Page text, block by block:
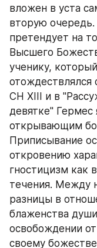
вложен в уста
вторую
претендует на
Высшего
ученику,
отождествлялся
СН XIII и в
девятке" Гермес
открывающим
Приписывание
откровению
гностицизм как
течения. Между
разницы в
блаженства
освобождении
своему